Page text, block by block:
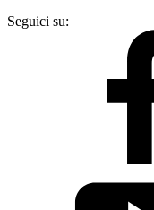
Seguici su: